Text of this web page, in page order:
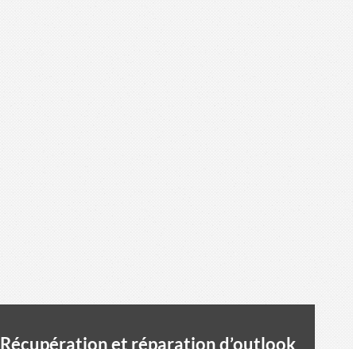
Récupération et réparation d’outlook